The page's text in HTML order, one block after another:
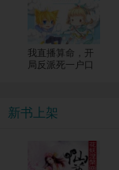
我直播算命，开
局反派死一户口
新书上架